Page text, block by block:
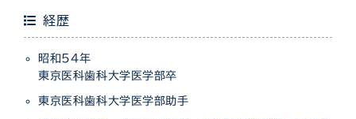
経歴
昭和54年
東京医科歯科大学医学部卒
東京医科歯科大学医学部助手